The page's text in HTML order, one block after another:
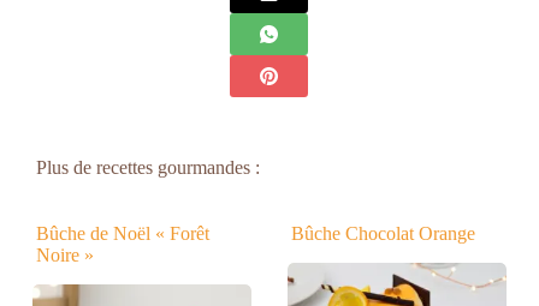
Plus de recettes gourmandes :
Bûche de Noël « Forêt
Noire »
Bûche Chocolat Orange